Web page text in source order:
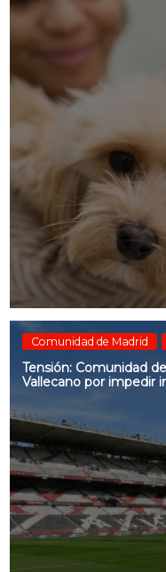
Comunidad de Madrid
Tensión: Comunidad
Vallecano por impedir